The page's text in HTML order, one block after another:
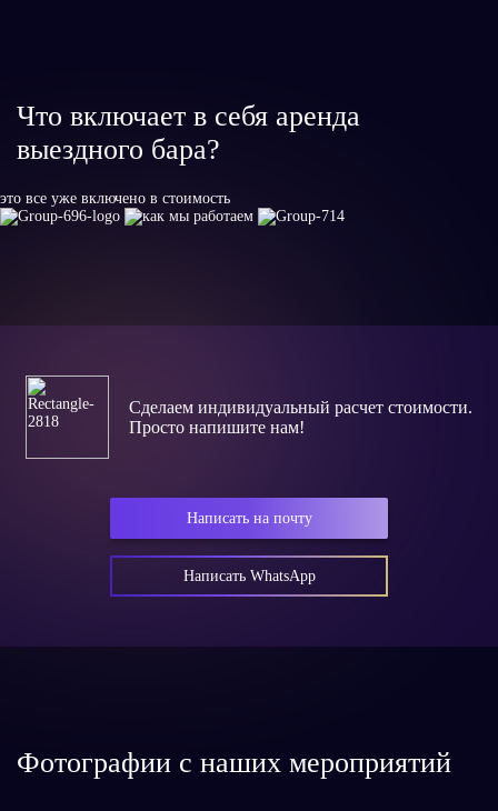
Что включает в себя аренда
выездного бара?
это все уже включено в стоимость
Сделаем индивидуальный расчет стоимости.
Просто напишите нам!
Написать на почту
Написать WhatsApp
Фотографии с наших мероприятий